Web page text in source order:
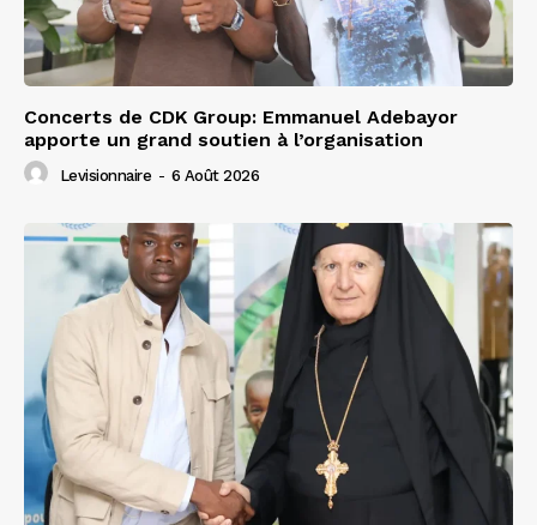
Concerts de CDK Group: Emmanuel Adebayor
apporte un grand soutien à l’organisation
Levisionnaire - 6 Août 2026